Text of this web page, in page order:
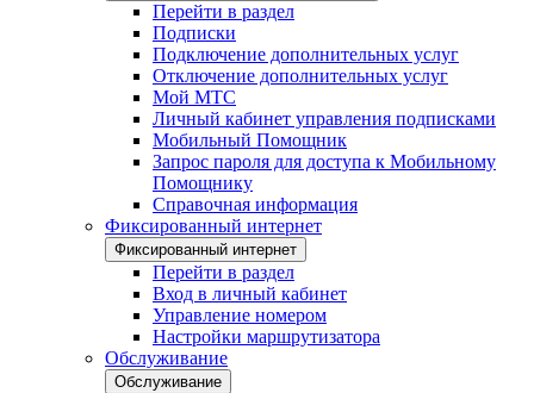
Перейти в раздел
Подписки
Подключение дополнительных услуг
Отключение дополнительных услуг
Мой МТС
Личный кабинет управления подписками
Мобильный Помощник
Запрос пароля для доступа к Мобильному
Помощнику
Справочная информация
Фиксированный интернет
Фиксированный интернет
Перейти в раздел
Вход в личный кабинет
Управление номером
Настройки маршрутизатора
Обслуживание
Обслуживание